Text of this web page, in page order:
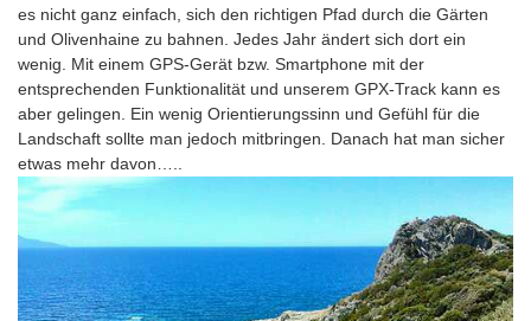
es nicht ganz einfach, sich den richtigen Pfad durch die Gärten
und Olivenhaine zu bahnen. Jedes Jahr ändert sich dort ein
wenig. Mit einem GPS-Gerät bzw. Smartphone mit der
entsprechenden Funktionalität und unserem GPX-Track kann es
aber gelingen. Ein wenig Orientierungssinn und Gefühl für die
Landschaft sollte man jedoch mitbringen. Danach hat man sicher
etwas mehr davon…..